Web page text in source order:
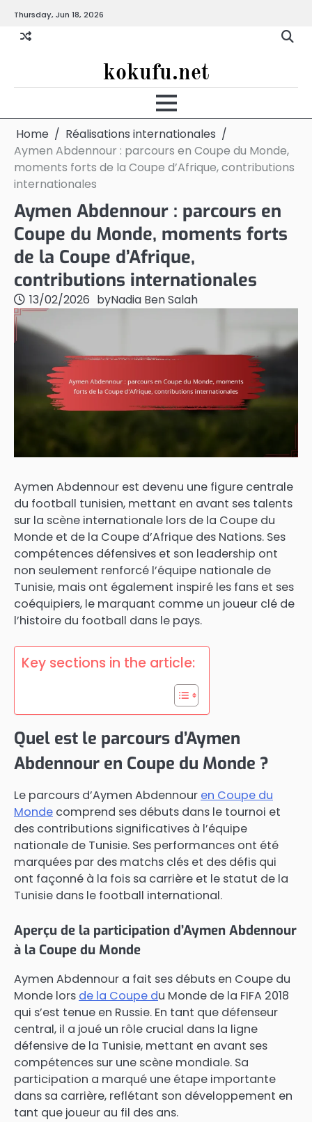
content
Thursday, Jun 18, 2026
kokufu.net
Home
Réalisations internationales
Aymen Abdennour : parcours en Coupe du Monde,
moments forts de la Coupe d’Afrique, contributions
internationales
Aymen Abdennour : parcours en
Coupe du Monde, moments forts
de la Coupe d’Afrique,
contributions internationales
13/02/2026 byNadia Ben Salah
Aymen Abdennour est devenu une figure centrale
du football tunisien, mettant en avant ses talents
sur la scène internationale lors de la Coupe du
Monde et de la Coupe d’Afrique des Nations. Ses
compétences défensives et son leadership ont
non seulement renforcé l’équipe nationale de
Tunisie, mais ont également inspiré les fans et ses
coéquipiers, le marquant comme un joueur clé de
l’histoire du football dans le pays.
Key sections in the article:
Quel est le parcours d’Aymen
Abdennour en Coupe du Monde ?
Le parcours d’Aymen Abdennour en Coupe du
Monde comprend ses débuts dans le tournoi et
des contributions significatives à l’équipe
nationale de Tunisie. Ses performances ont été
marquées par des matchs clés et des défis qui
ont façonné à la fois sa carrière et le statut de la
Tunisie dans le football international.
Aperçu de la participation d’Aymen Abdennour
à la Coupe du Monde
Aymen Abdennour a fait ses débuts en Coupe du
Monde lors de la Coupe du Monde de la FIFA 2018
qui s’est tenue en Russie. En tant que défenseur
central, il a joué un rôle crucial dans la ligne
défensive de la Tunisie, mettant en avant ses
compétences sur une scène mondiale. Sa
participation a marqué une étape importante
dans sa carrière, reflétant son développement en
tant que joueur au fil des ans.